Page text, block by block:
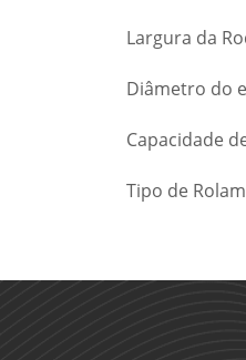
Largura da
Diâmetro do
Capacidade
Tipo de